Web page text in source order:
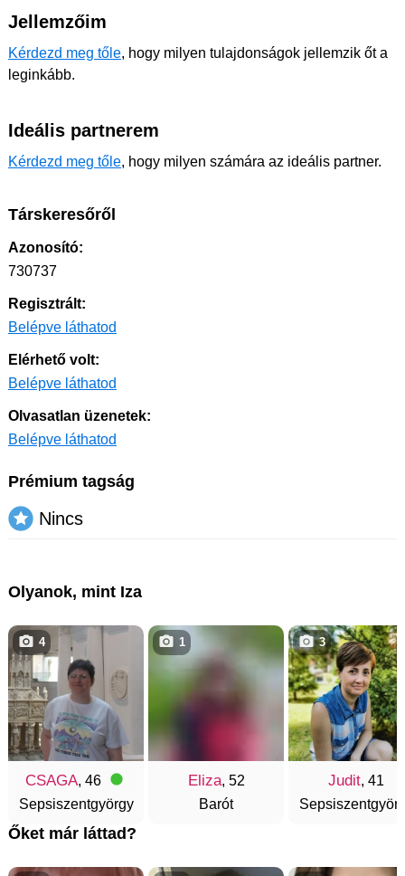
Jellemzőim
Kérdezd meg tőle, hogy milyen tulajdonságok jellemzik őt a
leginkább.
Ideális partnerem
Kérdezd meg tőle, hogy milyen számára az ideális partner.
Társkeresőről
Azonosító:
730737
Regisztrált:
Belépve láthatod
Elérhető volt:
Belépve láthatod
Olvasatlan üzenetek:
Belépve láthatod
Prémium tagság
Nincs
Olyanok, mint Iza
CSAGA, 46
Sepsiszentgyörgy
4
Eliza, 52
Barót
1
Judit, 41
3
Őket már láttad?